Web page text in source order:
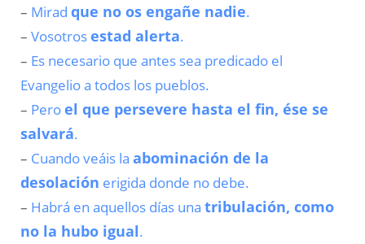
– Mirad que no os engañe nadie.
– Vosotrosestad alerta.
– Es necesario que antes sea predicado el
Evangelio a todos los pueblos.
– Peroel que persevere hasta el fin, ése se
salvará.
– Cuando veáis la abominación de la
desolación erigida donde no debe.
– Habrá en aquellos días una tribulación, como
no la hubo igual.